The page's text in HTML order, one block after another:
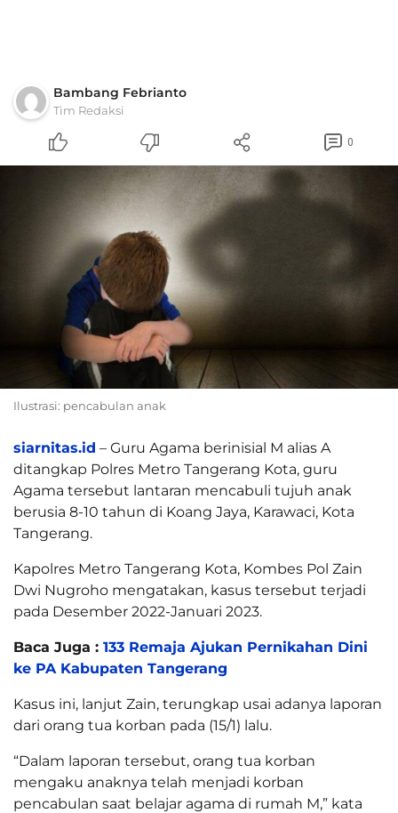
Bambang Febrianto
Tim Redaksi
0
Ilustrasi: pencabulan anak
siarnitas.id – Guru Agama berinisial M alias A
ditangkap Polres Metro Tangerang Kota, guru
Agama tersebut lantaran mencabuli tujuh anak
berusia 8-10 tahun di Koang Jaya, Karawaci, Kota
Tangerang.
Kapolres Metro Tangerang Kota, Kombes Pol Zain
Dwi Nugroho mengatakan, kasus tersebut terjadi
pada Desember 2022-Januari 2023.
Baca Juga : 133 Remaja Ajukan Pernikahan Dini
ke PA Kabupaten Tangerang
Kasus ini, lanjut Zain, terungkap usai adanya laporan
dari orang tua korban pada (15/1) lalu.
“Dalam laporan tersebut, orang tua korban
mengaku anaknya telah menjadi korban
pencabulan saat belajar agama di rumah M,” kata